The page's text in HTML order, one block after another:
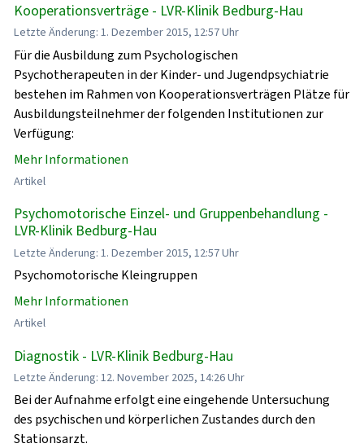
Kooperationsverträge - LVR-Klinik Bedburg-Hau
Letzte Änderung: 1. Dezember 2015, 12:57 Uhr
Für die Ausbildung zum Psychologischen
Psychotherapeuten in der Kinder- und Jugendpsychiatrie
bestehen im Rahmen von Kooperationsverträgen Plätze für
Ausbildungsteilnehmer der folgenden Institutionen zur
Verfügung:
Mehr Informationen
Artikel
Psychomotorische Einzel- und Gruppenbehandlung -
LVR-Klinik Bedburg-Hau
Letzte Änderung: 1. Dezember 2015, 12:57 Uhr
Psychomotorische Kleingruppen
Mehr Informationen
Artikel
Diagnostik - LVR-Klinik Bedburg-Hau
Letzte Änderung: 12. November 2025, 14:26 Uhr
Bei der Aufnahme erfolgt eine eingehende Untersuchung
des psychischen und körperlichen Zustandes durch den
Stationsarzt.